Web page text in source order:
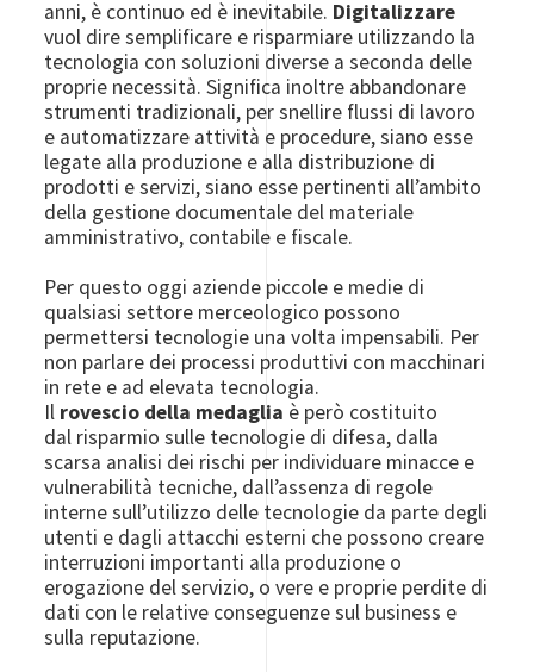
anni, è continuo ed è inevitabile. Digitalizzare
vuol dire semplificare e risparmiare utilizzando la
tecnologia con soluzioni diverse a seconda delle
proprie necessità. Significa inoltre abbandonare
strumenti tradizionali, per snellire flussi di lavoro
e automatizzare attività e procedure, siano esse
legate alla produzione e alla distribuzione di
prodotti e servizi, siano esse pertinenti all’ambito
della gestione documentale del materiale
amministrativo, contabile e fiscale.
Per questo oggi aziende piccole e medie di
qualsiasi settore merceologico possono
permettersi tecnologie una volta impensabili. Per
non parlare dei processi produttivi con macchinari
in rete e ad elevata tecnologia.
Il rovescio della medaglia è però costituito
dal risparmio sulle tecnologie di difesa, dalla
scarsa analisi dei rischi per individuare minacce e
vulnerabilità tecniche, dall’assenza di regole
interne sull’utilizzo delle tecnologie da parte degli
utenti e dagli attacchi esterni che possono creare
interruzioni importanti alla produzione o
erogazione del servizio, o vere e proprie perdite di
dati con le relative conseguenze sul business e
sulla reputazione.